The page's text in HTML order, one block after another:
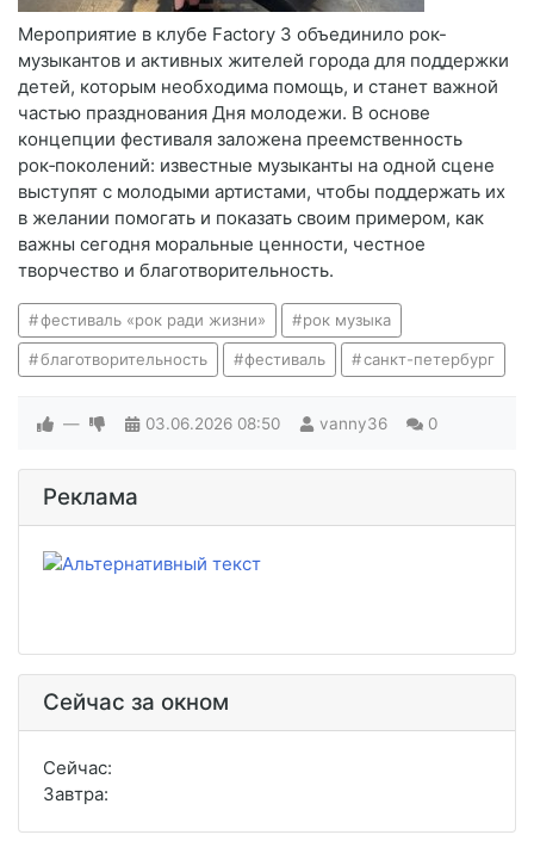
Мероприятие в клубе Factory 3 объединило рок-
музыкантов и активных жителей города для поддержки
детей, которым необходима помощь, и станет важной
частью празднования Дня молодежи. В основе
концепции фестиваля заложена преемственность
рок‑поколений: известные музыканты на одной сцене
выступят с молодыми артистами, чтобы поддержать их
в желании помогать и показать своим примером, как
важны сегодня моральные ценности, честное
творчество и благотворительность.
фестиваль «рок ради жизни» рок музыка
благотворительность фестиваль санкт-петербург
— 03.06.2026 08:50 vanny36 0
Реклама
Сейчас за окном
Сейчас:
Завтра: